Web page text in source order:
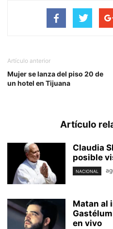
Artículo anterior
Mujer se lanza del piso 20 de
un hotel en Tijuana
Artículo
Claudia
posible
NACIONAL
Matan al
en vivo